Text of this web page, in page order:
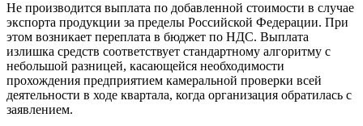
Не производится выплата по добавленной стоимости в случае
экспорта продукции за пределы Российской Федерации. При
этом возникает переплата в бюджет по НДС. Выплата
излишка средств соответствует стандартному алгоритму с
небольшой разницей, касающейся необходимости
прохождения предприятием камеральной проверки всей
деятельности в ходе квартала, когда организация обратилась с
заявлением.